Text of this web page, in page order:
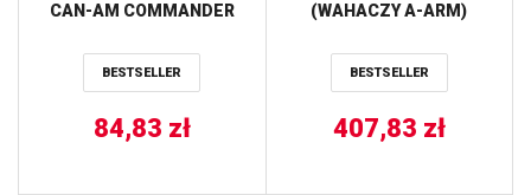
CAN-AM COMMANDER
1000, YAMAHA VIKING 700
ALL BALLS
BESTSELLER
84,83 zł
(WAHACZY A-ARM)
400/450/550/600/660/700
PROX
BESTSELLER
407,83 zł